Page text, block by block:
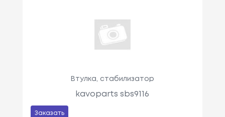
Втулка, стабилизатор
kavoparts sbs9116
Заказать